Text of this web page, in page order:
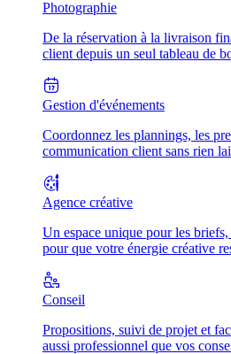
Photographie
De la réservation à la livraison
client depuis un seul tableau de
Gestion d'événements
Coordonnez les plannings, les
communication client sans rien
Agence créative
Un espace unique pour les
pour que votre énergie créative
Conseil
Propositions, suivi de projet et
aussi professionnel que vos